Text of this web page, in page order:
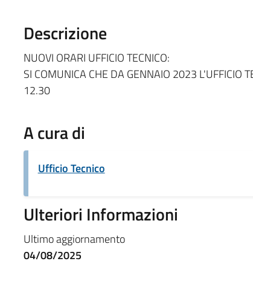
Descrizione
NUOVI ORARI UFFICIO TECNICO:
SI COMUNICA CHE DA GENNAIO 2023 L'UFFICIO
12.30
A cura di
Ufficio Tecnico
Ulteriori Informazioni
Ultimo aggiornamento
04/08/2025